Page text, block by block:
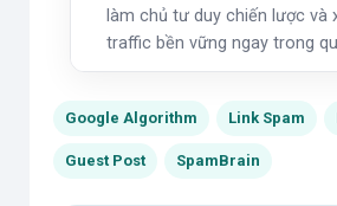
làm chủ tư duy chiến lược và
traffic bền vững ngay trong
Google Algorithm Link Spam
Guest Post SpamBrain